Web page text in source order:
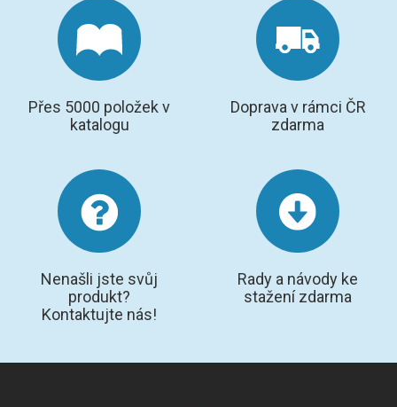
TAVENÍ
LISOVÁNÍ
SPEX MLETÍ
MS/SPM
PŘÍSLUŠENSTVÍ PRO MS
SUBSTRÁTY
Přes 5000 položek v
katalogu
Doprava v rámci ČR
zdarma
Nenašli jste svůj
produkt?
Kontaktujte nás!
Rady a návody ke
stažení zdarma